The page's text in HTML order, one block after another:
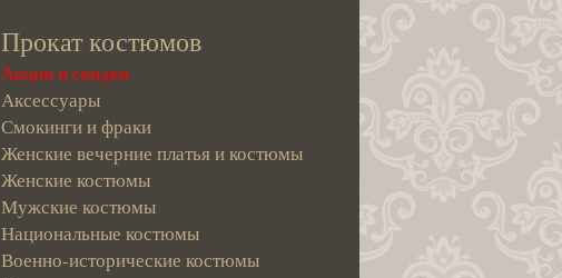
Прокат костюмов
Акции и скидки
Аксессуары
Смокинги и фраки
Женские вечерние платья и костюмы
Женские костюмы
Мужские костюмы
Национальные костюмы
Военно-исторические костюмы